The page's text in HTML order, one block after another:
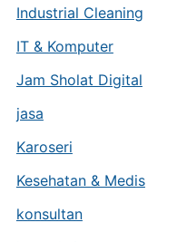
Industrial Cleaning
IT & Komputer
Jam Sholat Digital
jasa
Karoseri
Kesehatan & Medis
konsultan